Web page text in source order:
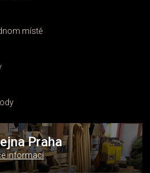
místě
Praha
informací